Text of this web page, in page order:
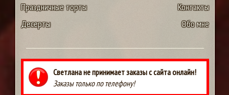
Праздничные торты
Десерты
Контакты
Обо мне
Светлана не принимает заказы с сайта онлайн!
Заказы только по телефону!